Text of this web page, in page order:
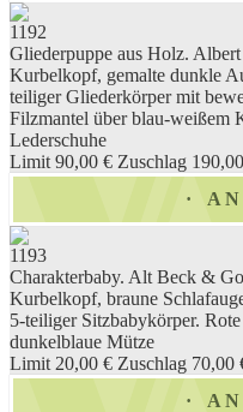
1192
Gliederpuppe aus Holz.
Kurbelkopf, gemalte dunkle
teiliger Gliederkörper mit
Filzmantel über blau-weißem
Lederschuhe
Limit 90,00 € Zuschlag
1193
Charakterbaby. Alt Beck &
Kurbelkopf, braune
5-teiliger Sitzbabykörper.
dunkelblaue Mütze
Limit 20,00 € Zuschlag 70,00